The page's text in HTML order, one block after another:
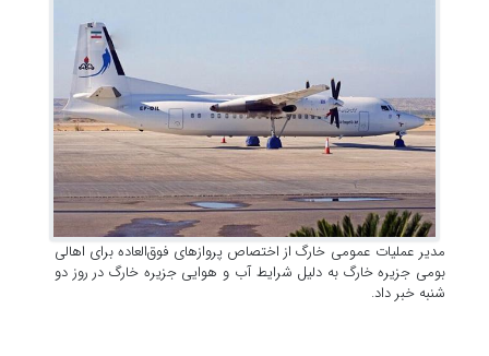
مدیر عملیات عمومی خارگ از اختصاص پروازهای فوق‌العاده برای اهالی
بومی جزیره خارگ به دلیل شرایط آب و هوایی جزیره خارگ در روز دو
شنبه خبر داد.